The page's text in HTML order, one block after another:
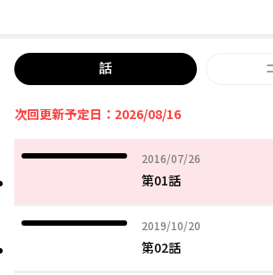
話
次回更新予定日：2026/08/16
2016/07/26
2016年07月26日
第01話
2019/10/20
2019年10月20日
第02話